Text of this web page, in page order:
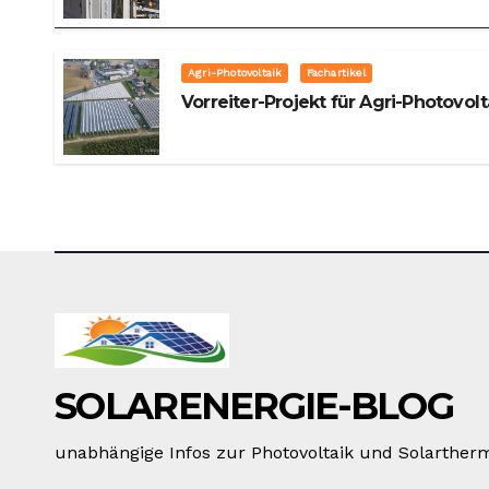
Agri-Photovoltaik Fachartikel
Vorreiter-Projekt für Agri-
SOLARENERGIE-BLOG
unabhängige Infos zur Photovoltaik und